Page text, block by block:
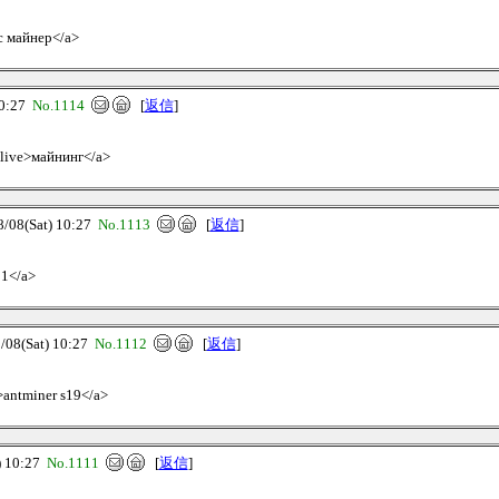
майнер</a>
No.1114 [返信]
a>
10:27 No.1113 [返信]
a>
10:27 No.1112 [返信]
s19</a>
10:27 No.1111 [返信]